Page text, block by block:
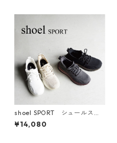
shoel SPORT シュールスポ
ーツ エアースニーカー L-
0003
¥14,080